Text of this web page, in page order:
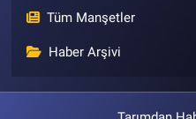
Tüm Manşetler
Haber Arşivi